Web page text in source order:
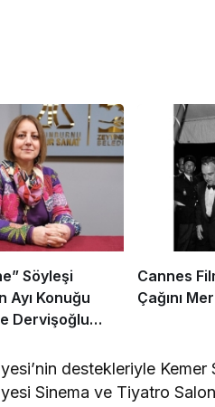
Söyleşi
Ayı Konuğu
Dervişoğlu
Cannes
Çağını
destekleriyle
Sinema ve Tiyatro